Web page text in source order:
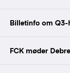
Billetinfo om Q3-
FCK møder